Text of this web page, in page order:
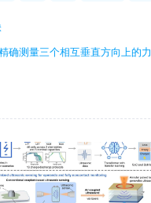
确测量三个相互垂直方向上的力